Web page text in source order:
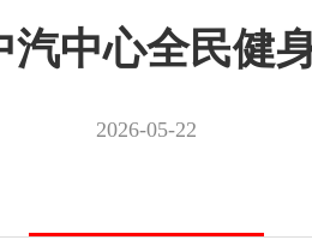
中心全民健
2026-05-22